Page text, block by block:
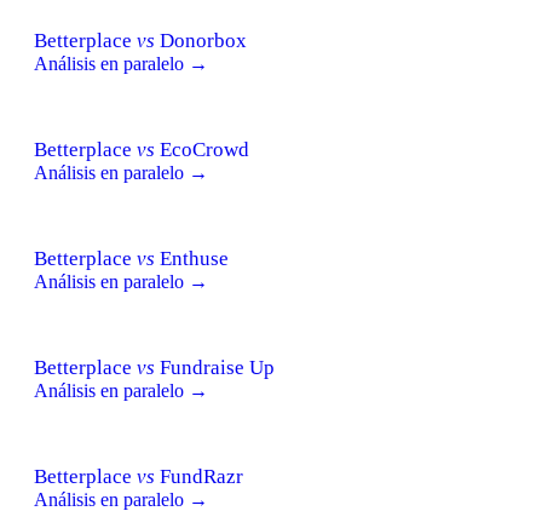
Betterplace vs Donorbox
Análisis en paralelo →
Betterplace vs EcoCrowd
Análisis en paralelo →
Betterplace vs Enthuse
Análisis en paralelo →
Betterplace vs Fundraise Up
Análisis en paralelo →
Betterplace vs FundRazr
Análisis en paralelo →